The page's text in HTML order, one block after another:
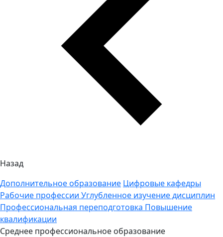
Назад
Дополнительное образование Цифровые кафедры
Рабочие профессии Углубленное изучение дисциплин
Профессиональная переподготовка Повышение
квалификации
Среднее профессиональное образование